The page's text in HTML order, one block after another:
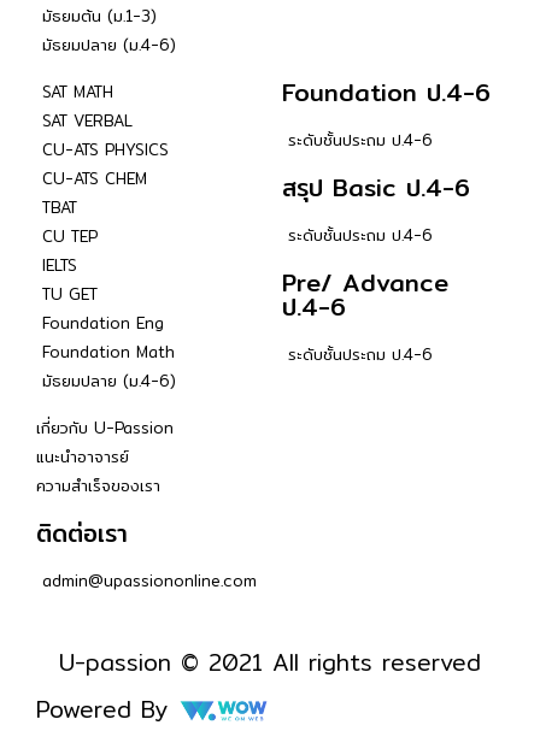
มัธยมต้น (ม.1-3)
มัธยมปลาย (ม.4-6)
SAT MATH
SAT VERBAL
CU-ATS PHYSICS
CU-ATS CHEM
TBAT
CU TEP
IELTS
TU GET
Foundation Eng
Foundation Math
มัธยมปลาย (ม.4-6)
Foundation ป.4-6
ระดับชั้นประถม ป.4-6
สรุป Basic ป.4-6
ระดับชั้นประถม ป.4-6
Pre/ Advance
ป.4-6
ระดับชั้นประถม ป.4-6
เกี่ยวกับ U-Passion
แนะนำอาจารย์
ความสำเร็จของเรา
ติดต่อเรา
admin@upassiononline.com
U-passion © 2021 All rights reserved
Powered By